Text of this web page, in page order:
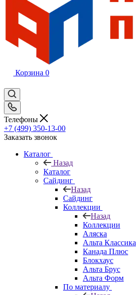
Корзина 0
Телефоны
+7 (499) 350-13-00
Заказать звонок
Каталог
Назад
Каталог
Сайдинг
Назад
Сайдинг
Коллекции
Назад
Коллекции
Аляска
Альта Классика
Канада Плюс
Блокхаус
Альта Брус
Альта Форм
По материалу